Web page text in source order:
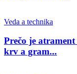
Veda a technika
Prečo je
krv a gram...